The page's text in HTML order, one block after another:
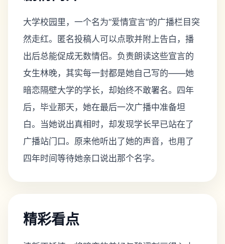
大学校园里，一个名为“爱情宣言”的广播栏目突
然走红。匿名投稿人可以点歌并附上告白，播
出后总能促成无数情侣。负责朗读这些宣言的
女生林晚，其实每一封都是她自己写的——她
暗恋隔壁大学的学长，却始终不敢署名。四年
后，毕业那天，她在最后一次广播中准备坦
白。当她说出真相时，却发现学长早已站在了
广播站门口。原来他听出了她的声音，也用了
四年时间等待她亲口说出那个名字。
精彩看点